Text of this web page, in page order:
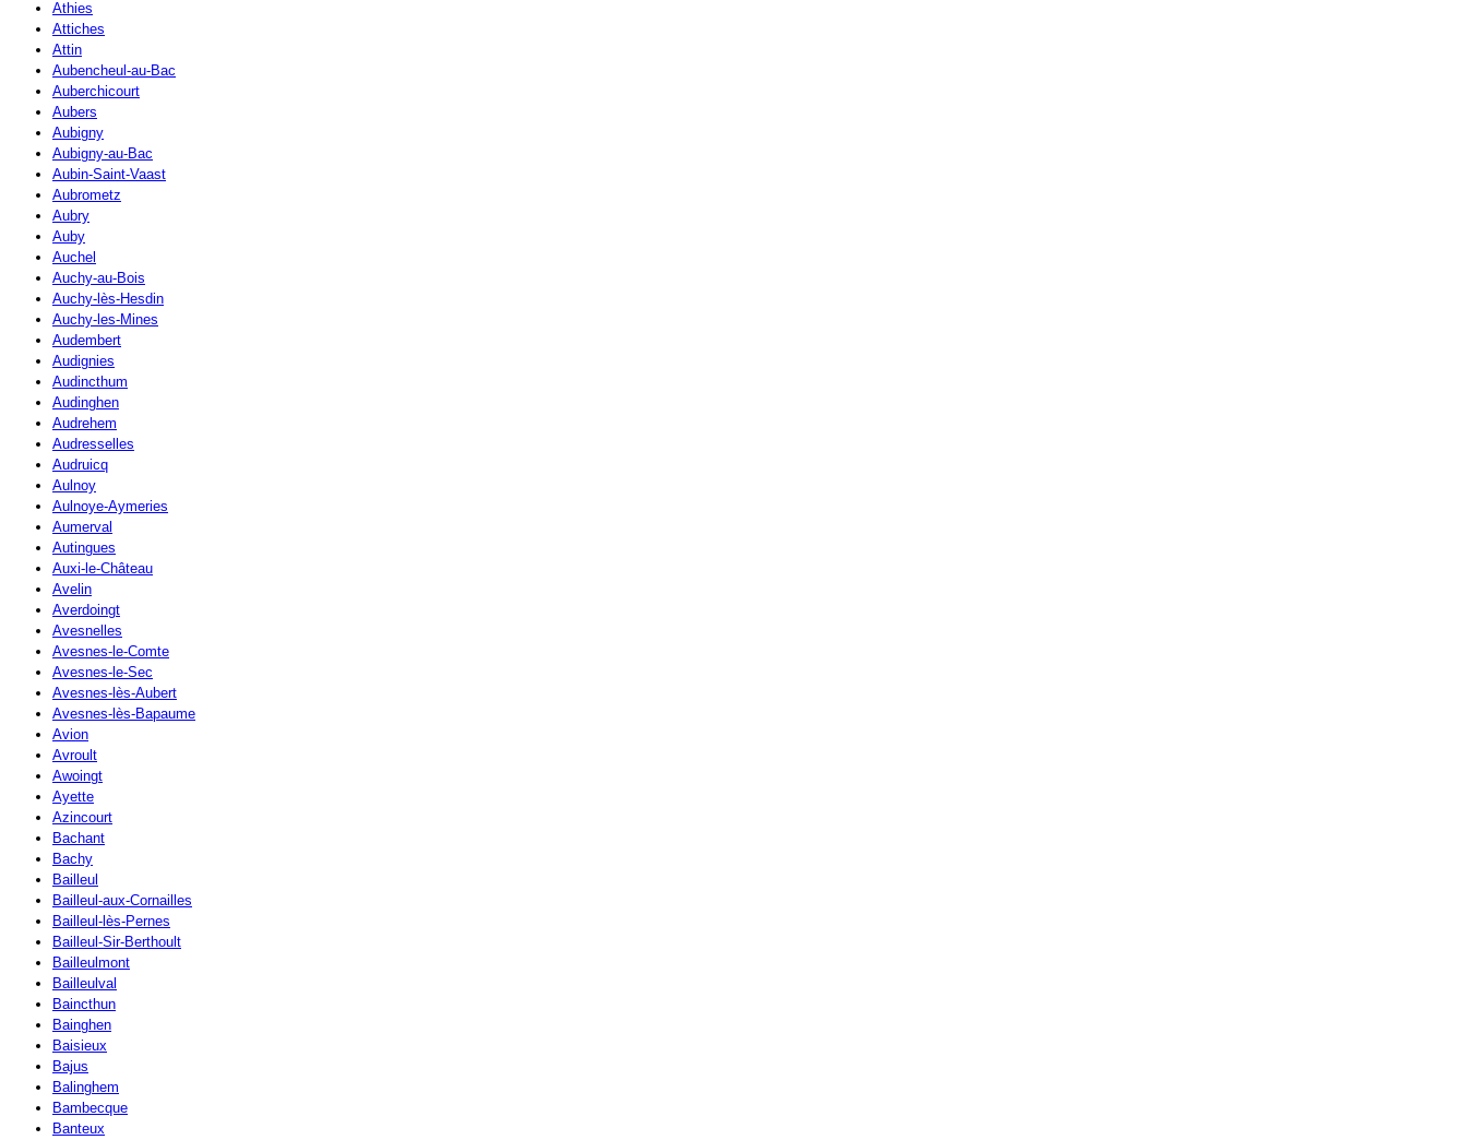
Athies
Attiches
Attin
Aubencheul-au-Bac
Auberchicourt
Aubers
Aubigny
Aubigny-au-Bac
Aubin-Saint-Vaast
Aubrometz
Aubry
Auby
Auchel
Auchy-au-Bois
Auchy-lès-Hesdin
Auchy-les-Mines
Audembert
Audignies
Audincthum
Audinghen
Audrehem
Audresselles
Audruicq
Aulnoy
Aulnoye-Aymeries
Aumerval
Autingues
Auxi-le-Château
Avelin
Averdoingt
Avesnelles
Avesnes-le-Comte
Avesnes-le-Sec
Avesnes-lès-Aubert
Avesnes-lès-Bapaume
Avion
Avroult
Awoingt
Ayette
Azincourt
Bachant
Bachy
Bailleul
Bailleul-aux-Cornailles
Bailleul-lès-Pernes
Bailleul-Sir-Berthoult
Bailleulmont
Bailleulval
Baincthun
Bainghen
Baisieux
Bajus
Balinghem
Bambecque
Banteux